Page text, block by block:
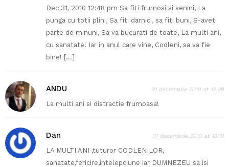
Dec 31, 2010 12:48 pm Sa fiti frumosi si senini, La
punga cu totii plini, Sa fiti darnici, sa fiti buni, S-aveti
parte de minuni, Sa va bucurati de toate, La multi ani,
cu sanatate! Iar in anul care vine, Codleni, sa va fie
bine! […]
ANDU 31 decembrie 2010 at 12:39
La multi ani si distractie frumoasa!
Dan 31 decembrie 2010 at 13:10
LA MULTI ANI ,tuturor CODLENILOR,
sanatate,fericire,intelepciune iar DUMNEZEU sa isi